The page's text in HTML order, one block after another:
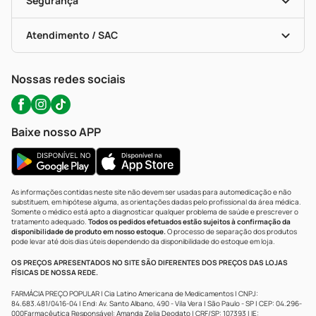
Troca E Devolução
Bulas De A A Z
Políticas De Marketplace
Testes Rápidos
Autoteste Covid-19
Certificado De Segurança
Portal Da Privacidade
Atendimento / SAC
WhatsApp (47) 9202-1687
Nossas redes sociais
Baixe nosso APP
As informações contidas neste site não devem ser usadas para automedicação e não
substituem, em hipótese alguma, as orientações dadas pelo profissional da área médica.
Somente o médico está apto a diagnosticar qualquer problema de saúde e prescrever o
tratamento adequado. Todos os pedidos efetuados estão sujeitos à confirmação da
disponibilidade de produto em nosso estoque.O processo de separação dos produtos
pode levar até dois dias úteis dependendo da disponibilidade do estoque em loja.
OS PREÇOS APRESENTADOS NO SITE SÃO DIFERENTES DOS PREÇOS DAS LOJAS
FÍSICAS DE NOSSA REDE.
FARMÁCIA PREÇO POPULAR | Cia Latino Americana de Medicamentos | CNPJ:
84.683.481/0416-04 | End: Av. Santo Albano, 490 - Vila Vera | São Paulo - SP | CEP: 04.296-
000Farmacêutica Responsável: Amanda Zelia Deodato | CRF/SP: 107393 | IE: